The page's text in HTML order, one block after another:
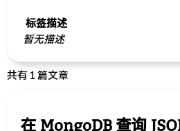
标签描述
暂无描述
共有 1 篇文章